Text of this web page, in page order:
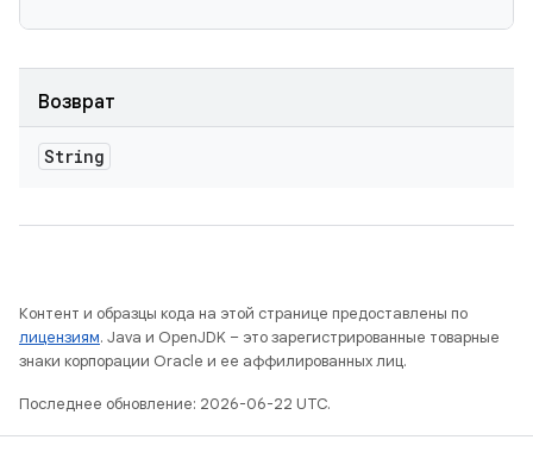
Возврат
String
Контент и образцы кода на этой странице предоставлены по
лицензиям. Java и OpenJDK – это зарегистрированные товарные
знаки корпорации Oracle и ее аффилированных лиц.
Последнее обновление: 2026-06-22 UTC.